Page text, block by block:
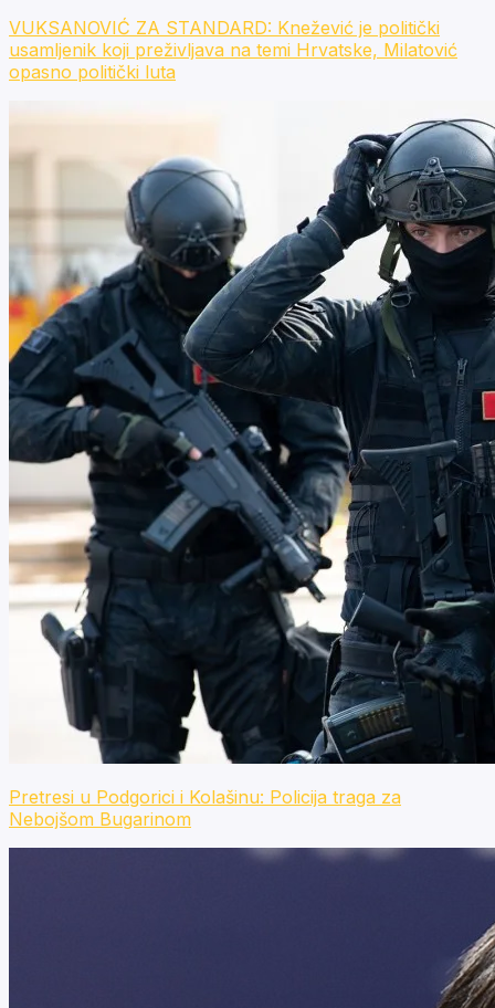
VUKSANOVIĆ ZA STANDARD: Knežević je politički
usamljenik koji preživljava na temi Hrvatske, Milatović
opasno politički luta
Pretresi u Podgorici i Kolašinu: Policija traga za
Nebojšom Bugarinom